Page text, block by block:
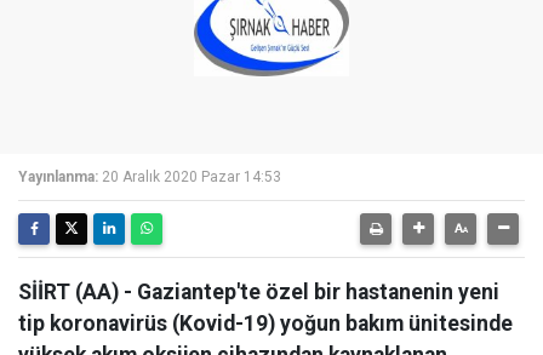
Yayınlanma: 20 Aralık 2020 Pazar 14:53
SİİRT (AA) - Gaziantep'te özel bir hastanenin yeni
tip koronavirüs (Kovid-19) yoğun bakım ünitesinde